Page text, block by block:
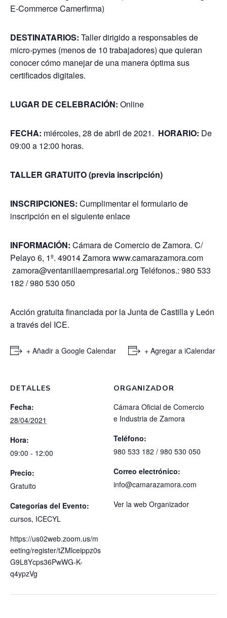
E-Commerce Camerfirma)
DESTINATARIOS: Taller dirigido a responsables de
micro-pymes (menos de 10 trabajadores) que quieran
conocer cómo manejar de una manera óptima sus
certificados digitales.
LUGAR DE CELEBRACIÓN: Online
FECHA: miércoles, 28 de abril de 2021. HORARIO: De
09:00 a 12:00 horas.
TALLER GRATUITO (previa inscripción)
INSCRIPCIONES: Cumplimentar el formulario de
inscripción en el siguienteenlace
INFORMACIÓN: Cámara de Comercio de Zamora. C/
Pelayo 6, 1º. 49014 Zamorawww.camarazamora.com
zamora@ventanillaempresarial.org Teléfonos.: 980 533
182 / 980 530 050
Acción gratuita financiada por la Junta de Castilla y León
a través del ICE.
+ Añadir a Google Calendar + Agregar a iCalendar
DETALLES
Fecha:
28/04/2021
Hora:
09:00 - 12:00
Precio:
Gratuito
Categorías del Evento:
cursos, ICECYL
https://us02web.zoom.us/m
eeting/register/tZMlceippz0s
G9L8Ycps36PwWG-K-
q4ypzVg
ORGANIZADOR
Cámara Oficial de Comercio
e Industria de Zamora
Teléfono:
980 533 182 / 980 530 050
Correo electrónico:
info@camarazamora.com
Ver la web Organizador